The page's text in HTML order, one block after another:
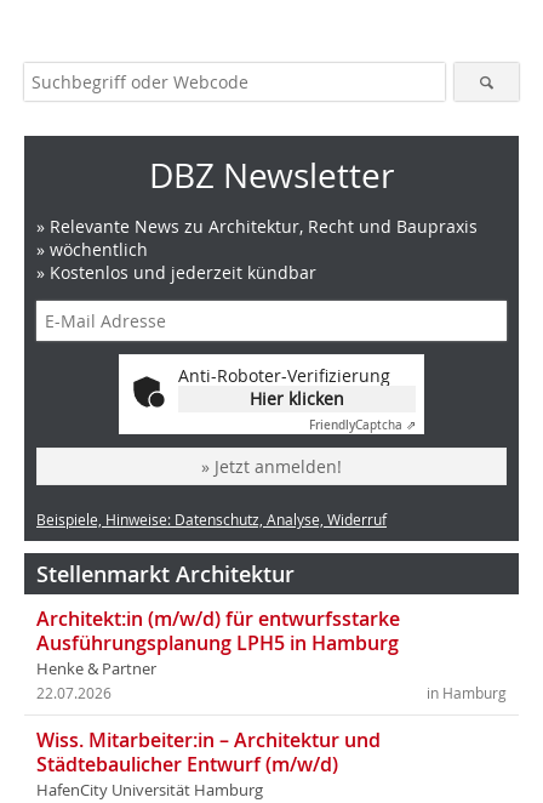
DBZ Newsletter
» Relevante News zu Architektur, Recht und Baupraxis
» wöchentlich
» Kostenlos und jederzeit kündbar
Anti-Roboter-Verifizierung
Hier klicken
FriendlyCaptcha ⇗
» Jetzt anmelden!
Beispiele, Hinweise: Datenschutz, Analyse, Widerruf
Stellenmarkt Architektur
Architekt:in (m/w/d) für entwurfsstarke
Ausführungsplanung LPH5 in Hamburg
Henke & Partner
in Hamburg
22.07.2026
Wiss. Mitarbeiter:in – Architektur und
Städtebaulicher Entwurf (m/w/d)
HafenCity Universität Hamburg